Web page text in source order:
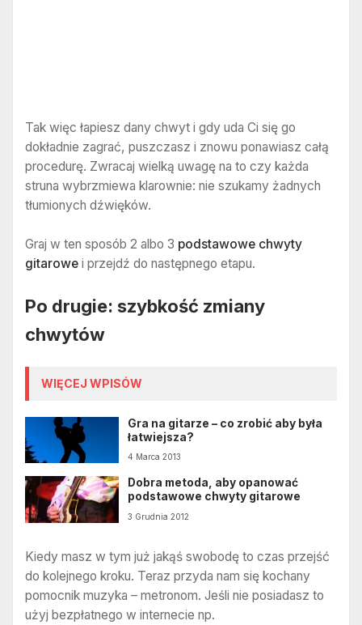
Tak więc łapiesz dany chwyt i gdy uda Ci się go
dokładnie zagrać, puszczasz i znowu ponawiasz całą
procedurę. Zwracaj wielką uwagę na to czy każda
struna wybrzmiewa klarownie: nie szukamy żadnych
tłumionych dźwięków.
Graj w ten sposób 2 albo 3 podstawowe chwyty
gitarowe i przejdź do następnego etapu.
Po drugie: szybkość zmiany
chwytów
WIĘCEJ WPISÓW
Gra na gitarze – co zrobić aby była
łatwiejsza?
4 Marca 2013
Dobra metoda, aby opanować
podstawowe chwyty gitarowe
3 Grudnia 2012
Kiedy masz w tym już jakąś swobodę to czas przejść
do kolejnego kroku. Teraz przyda nam się kochany
pomocnik muzyka – metronom. Jeśli nie posiadasz to
użyj bezpłatnego w internecie np.